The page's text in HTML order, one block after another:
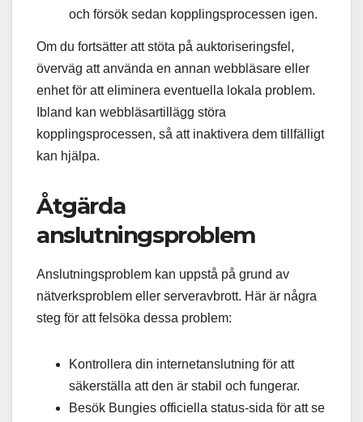
och försök sedan kopplingsprocessen igen.
Om du fortsätter att stöta på auktoriseringsfel,
överväg att använda en annan webbläsare eller
enhet för att eliminera eventuella lokala problem.
Ibland kan webbläsartillägg störa
kopplingsprocessen, så att inaktivera dem tillfälligt
kan hjälpa.
Åtgärda
anslutningsproblem
Anslutningsproblem kan uppstå på grund av
nätverksproblem eller serveravbrott. Här är några
steg för att felsöka dessa problem:
Kontrollera din internetanslutning för att
säkerställa att den är stabil och fungerar.
Besök Bungies officiella status-sida för att se